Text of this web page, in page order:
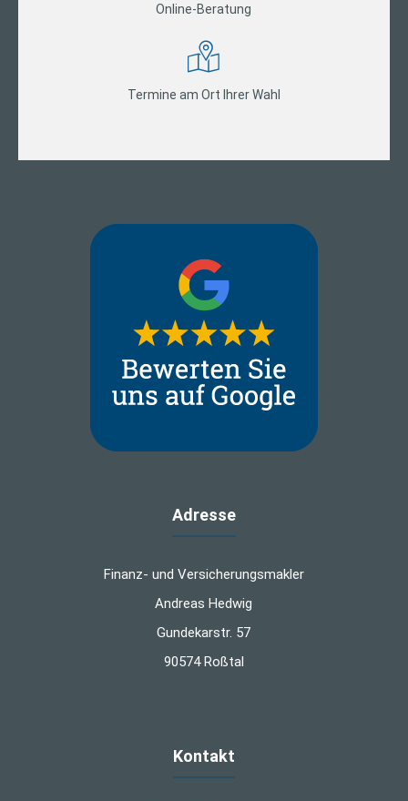
Online-Beratung
Termine am Ort Ihrer Wahl
Adresse
Finanz- und Versicherungsmakler
Andreas Hedwig
Gundekarstr. 57
90574 Roßtal
Kontakt